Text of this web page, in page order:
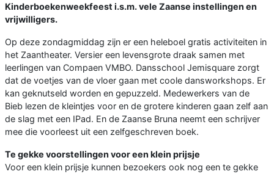
Kinderboekenweekfeest i.s.m. vele Zaanse instellingen en
vrijwilligers.
Op deze zondagmiddag zijn er een heleboel gratis activiteiten in
het Zaantheater. Versier een levensgrote draak samen met
leerlingen van Compaen VMBO. Dansschool Jemisquare zorgt
dat de voetjes van de vloer gaan met coole dansworkshops. Er
kan geknutseld worden en gepuzzeld. Medewerkers van de
Bieb lezen de kleintjes voor en de grotere kinderen gaan zelf aan
de slag met een IPad. En de Zaanse Bruna neemt een schrijver
mee die voorleest uit een zelfgeschreven boek.
Te gekke voorstellingen voor een klein prijsje
Voor een klein prijsje kunnen bezoekers ook nog een te gekke